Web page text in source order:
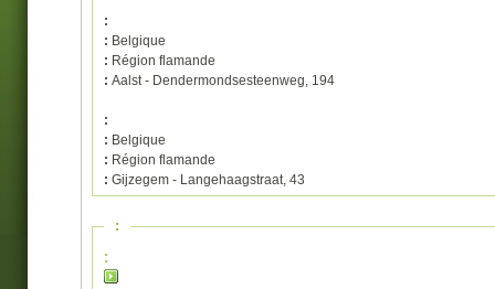
:
: Belgique
: Région flamande
: Aalst - Dendermondsesteenweg, 194
:
: Belgique
: Région flamande
: Gijzegem - Langehaagstraat, 43
:
: